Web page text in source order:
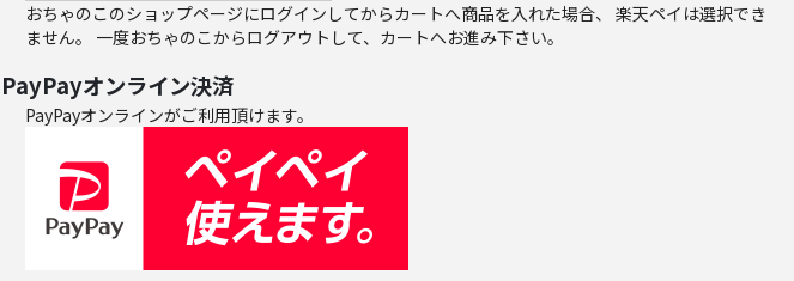
おちゃのこのショップページにログインしてからカートへ商品を入れた場合、 楽天ペイは選択でき
ません。 一度おちゃのこからログアウトして、カートへお進み下さい。
PayPayオンライン決済
PayPayオンラインがご利用頂けます。